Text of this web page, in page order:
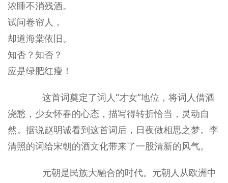
浓睡不消残酒。
试问卷帘人，
却道海棠依旧。
知否？知否？
应是绿肥红瘦！
这首词奠定了词人“才女”地位，将词人借酒
浇愁，少女怀春的心态，描写得转折恰当，灵动自
然。据说赵明诚看到这首词后，日夜做相思之梦。李
清照的词给宋朝的酒文化带来了一股清新的风气。
元朝是民族大融合的时代。元朝人从欧洲中